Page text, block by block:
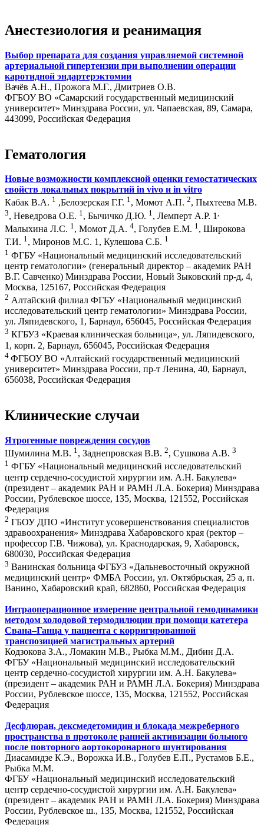
Анестезиология и реанимация
Выбор препарата для создания управляемой системной
артериальной гипертензии при выполнении операции
каротидной эндартерэктомии
Вачёв А.Н., Прожога М.Г., Дмитриев О.В.
ФГБОУ ВО «Самарский государственный медицинский
университет» Минздрава России, ул. Чапаевская, 89, Самара,
443099, Российская Федерация
Гематология
Новые возможности комплексной оценки гемостатических
свойств локальных покрытий in vivo и in vitro
Кабак В.А. 1 ,Белозерская Г.Г. 1, Момот А.П. 2, Пыхтеева М.В.
3, Неведрова О.Е. 1 , Бычичко Д.Ю. 1 , Лемперт А.Р. 1
Малыхина Л.С. 1, Момот Д.А. 4, Голубев Е.М. 1, Широкова
Т.И. 1, Миронов М.С. 1, Кулешова С.Б. 1
1 ФГБУ «Национальный медицинский исследовательский
центр гематологии» (генеральный директор – академик РАН
В.Г. Савченко) Минздрава России, Новый Зыковский пр-д, 4,
Москва, 125167, Российская Федерация
2 Алтайский филиал ФГБУ «Национальный медицинский
исследовательский центр гематологии» Минздрава России,
ул. Ляпидевского, 1, Барнаул, 656045, Российская Федерация
3 КГБУЗ «Краевая клиническая больница», ул. Ляпидевского,
1, корп. 2, Барнаул, 656045, Российская Федерация
4 ФГБОУ ВО «Алтайский государственный медицинский
университет» Минздрава России, пр-т Ленина, 40, Барнаул,
656038, Российская Федерация
Клинические случаи
Ятрогенные повреждения сосудов
Шумилина М.В. 1 , Заднепровская В.В. 2, Сушкова А.В. 3
1 ФГБУ «Национальный медицинский исследовательский
центр сердечно-сосудистой хирургии им. А.Н. Бакулева»
(президент – академик РАН и РАМН Л.А. Бокерия) Минздрава
России, Рублевское шоссе, 135, Москва, 121552, Российская
Федерация
2 ГБОУ ДПО «Институт усовершенствования специалистов
здравоохранения» Минздрава Хабаровского края (ректор –
профессор Г.В. Чижова), ул. Краснодарская, 9, Хабаровск,
680030, Российская Федерация
3 Ванинская больница ФГБУЗ «Дальневосточный окружной
медицинский центр» ФМБА России, ул. Октябрьская, 25 а, п.
Ванино, Хабаровский край, 682860, Российская Федерация
Интраоперационное измерение центральной гемодинамики
методом холодовой термодилюции при помощи катетера
Свана–Ганца у пациента с корригированной
транспозицией магистральных артерий
Кодзокова З.А., Ломакин М.В., Рыбка М.М., Дибин Д.А.
ФГБУ «Национальный медицинский исследовательский
центр сердечно-сосудистой хирургии им. А.Н. Бакулева»
(президент – академик РАН и РАМН Л.А. Бокерия) Минздрава
России, Рублевское шоссе, 135, Москва, 121552, Российская
Федерация
Десфлюран, дексмедетомидин и блокада межреберного
пространства в протоколе ранней активизации больного
после повторного аортокоронарного шунтирования
Диасамидзе К.Э., Ворожка И.В., Голубев Е.П., Рустамов Б.Е.,
Рыбка М.М.
ФГБУ «Национальный медицинский исследовательский
центр сердечно-сосудистой хирургии им. А.Н. Бакулева»
(президент – академик РАН и РАМН Л.А. Бокерия) Минздрава
России, Рублевское ш., 135, Москва, 121552, Российская
Федерация